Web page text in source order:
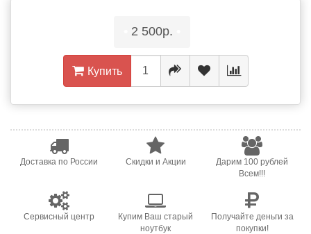
2 500р.
Купить
Доставка по России Скидки и Акции
Дарим 100 рублей
Всем!!!
Сервисный центр
Купим Ваш старый
ноутбук
Получайте деньги за
покупки!